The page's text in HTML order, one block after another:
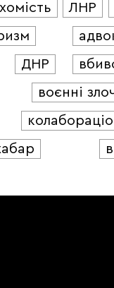
ЛНР
ДНР
воєнні